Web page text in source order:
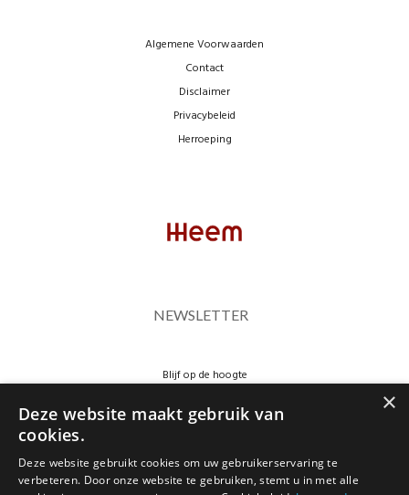
Algemene Voorwaarden
Contact
Disclaimer
Privacybeleid
Herroeping
NEWSLETTER
Blijf op de hoogte
JA, HOU ME OP DE HOOGTE
×
Deze website maakt gebruik van
cookies.
Deze website gebruikt cookies om uw gebruikerservaring te
verbeteren. Door onze website te gebruiken, stemt u in met alle